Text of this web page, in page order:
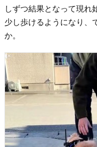
しずつ結果となって現れ
少し歩けるようになり、
か。